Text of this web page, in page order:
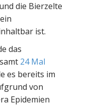
die Bierzelte
ist.
das
24 Mal
es bereits im
von
Epidemien